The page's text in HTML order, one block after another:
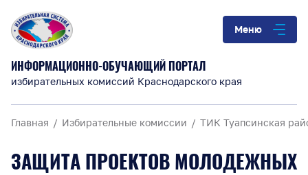
Меню
ИНФОРМАЦИОННО-ОБУЧАЮЩИЙ ПОРТАЛ
избирательных комиссий Краснодарского края
Главная Избирательные комиссии ТИК Туапсинская
ЗАЩИТА ПРОЕКТОВ МОЛОДЕЖНЫХ